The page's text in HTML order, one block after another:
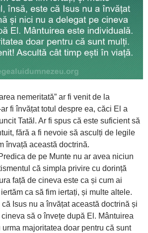
nemeritată” ar fi venit de la
fi învățat totul despre ea, căci El a
Tatăl. Ar fi spus că este suficient să
fără a fi nevoie să asculți de legile
învață această doctrină.
de pe Munte nu ar avea niciun
că simpla privire cu dorință
față de cineva este ca și cum ai
ca să fim iertați, și multe altele.
Isus nu a învățat această doctrină și
să o învețe după El. Mântuirea
majoritatea doar pentru că sunt